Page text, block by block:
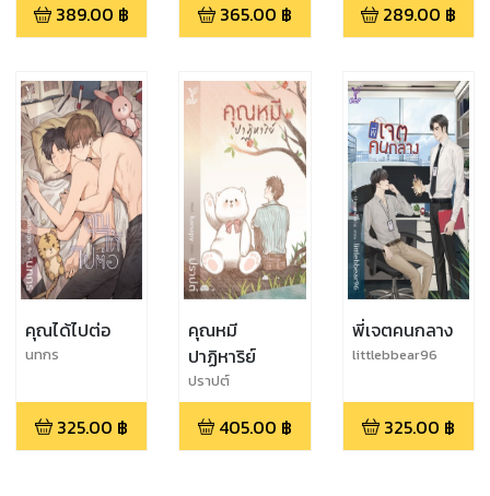
389.00 ฿ 365.00 ฿ 289.00 ฿
คุณได้ไปต่อ
นทกร
325.00 ฿
คุณหมี
ปาฏิหาริย์
ปราปต์
405.00 ฿
พี่เจตคนกลาง
littlebbear96
325.00 ฿